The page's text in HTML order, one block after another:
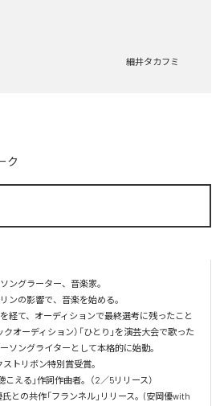
細井タカフミ
ク
ングラーター、音楽家。
ンの影響で、音楽を始める。
経て、オーディションで最終選考に残ったこと
オーディション）「ひとり」を演芸大会で歌った
ソングライターとして本格的に始動。
ストリボン特別賞受賞。
える」作詞作曲者。（2／5リリース）
との共作「フランネル」リリース。(安岡優with